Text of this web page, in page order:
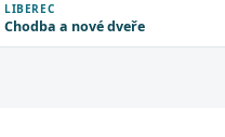
LIBEREC
Chodba a nové dveře